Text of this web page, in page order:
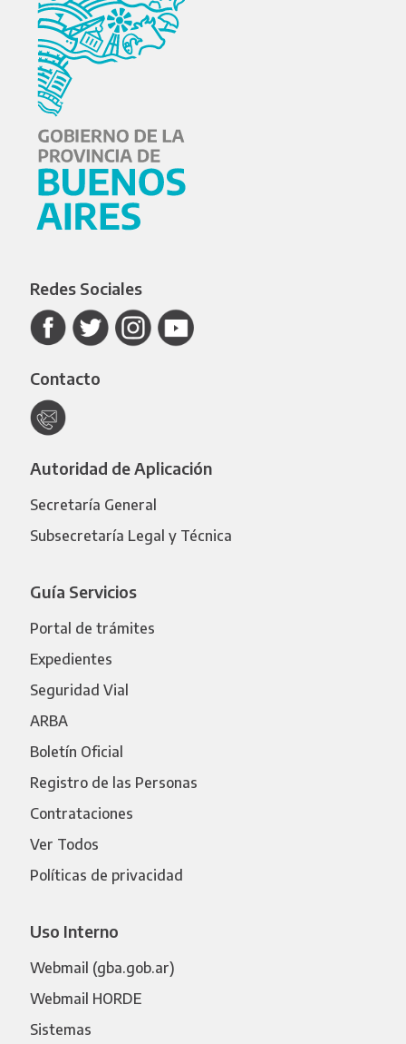
Redes Sociales
Contacto
Autoridad de Aplicación
Secretaría General
Subsecretaría Legal y Técnica
Guía Servicios
Portal de trámites
Expedientes
Seguridad Vial
ARBA
Boletín Oficial
Registro de las Personas
Contrataciones
Ver Todos
Políticas de privacidad
Uso Interno
Webmail (gba.gob.ar)
Webmail HORDE
Sistemas